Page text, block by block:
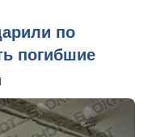
по
погибшие